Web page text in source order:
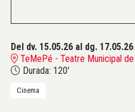
Del dv. 15.05.26 al dg. 17.05.26
TeMePé - Teatre Municipal
Durada: 120'
Cinema